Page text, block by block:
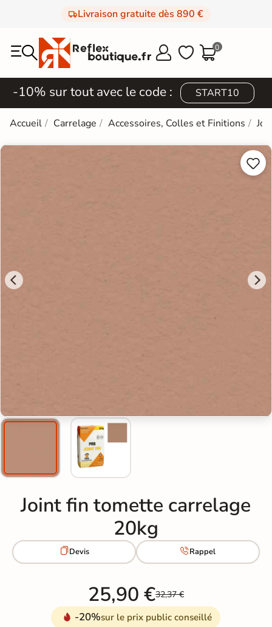
Livraison gratuite dès 890 €
  0
-10% sur tout avec le code : START10
Accueil Carrelage Accessoires, Colles et Finitions


Joint fin tomette carrelage
20kg
Devis Rappel
25,90 €32,37 €
-20%sur le prix public conseillé